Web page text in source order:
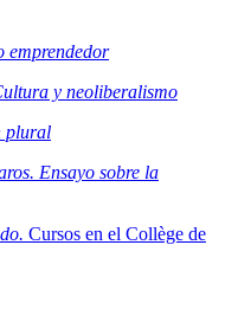
emprendedor
y neoliberalismo
plural
Ensayo sobre la
Cursos en el Collège de